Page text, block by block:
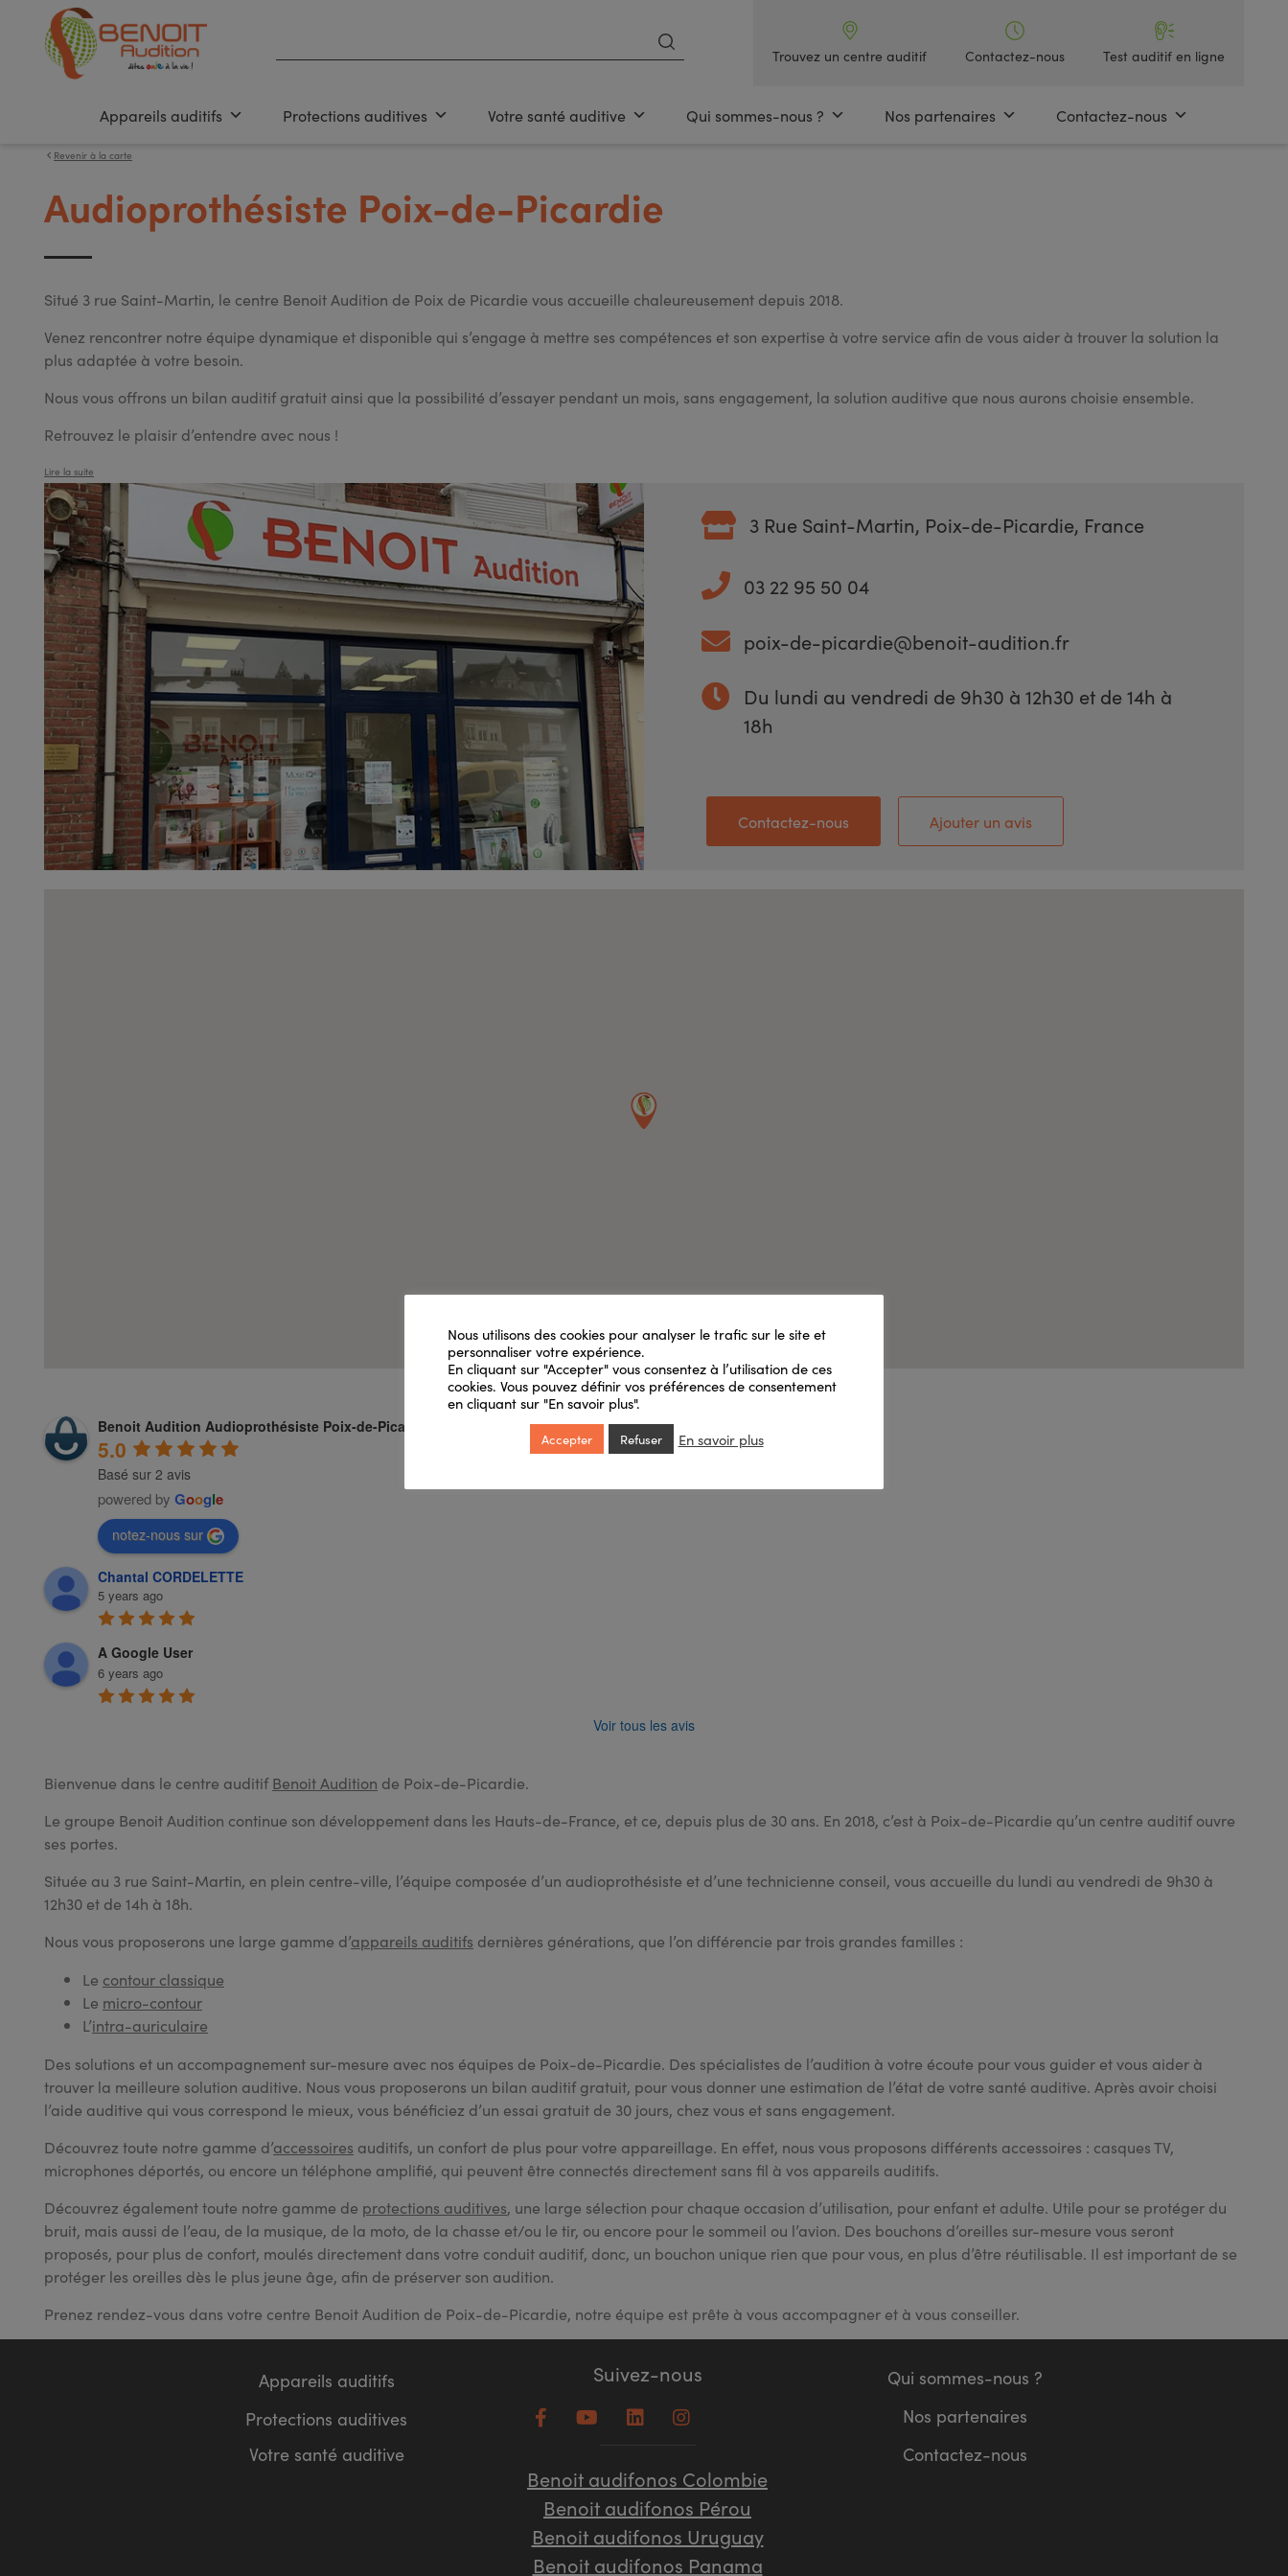
Trouvez un centre auditif Contactez-nous Test auditif en ligne
Appareils auditifs Protections auditives Votre santé auditive Qui sommes-nous ? Nos partenaires Contactez-nous
Revenir à la carte
Audioprothésiste Poix-de-Picardie
Situé 3 rue Saint-Martin, le centre Benoit Audition de Poix de Picardie vous accueille chaleureusement depuis 2018.
Venez rencontrer notre équipe dynamique et disponible qui s’engage à mettre ses compétences et son expertise à votre service afin de vous aider à trouver la solution la
plus adaptée à votre besoin.
Nous vous offrons un bilan auditif gratuit ainsi que la possibilité d’essayer pendant un mois, sans engagement, la solution auditive que nous aurons choisie ensemble.
Retrouvez le plaisir d’entendre avec nous !
Lire la suite
3 Rue Saint-Martin, Poix-de-Picardie, France
03 22 95 50 04
poix-de-picardie@benoit-audition.fr
Du lundi au vendredi de 9h30 à 12h30 et de 14h à
18h
Contactez-nous Ajouter un avis
Benoit Audition Audioprothésiste Poix-de-Picardie
5.0
Basé sur 2 avis
powered by Google
notez-nous sur
Chantal CORDELETTE
5 years ago
A Google User
6 years ago
Voir tous les avis
Bienvenue dans le centre auditifBenoit Audition de Poix-de-Picardie.
Le groupe Benoit Audition continue son développement dans les Hauts-de-France, et ce, depuis plus de 30 ans. En 2018, c’est à Poix-de-Picardie qu’un centre auditif ouvre
ses portes.
Située au 3 rue Saint-Martin, en plein centre-ville, l’équipe composée d’un audioprothésiste et d’une technicienne conseil, vous accueille du lundi au vendredi de 9h30 à
12h30 et de 14h à 18h.
Nous vous proposerons une large gamme d’appareils auditifs dernières générations, que l’on différencie par trois grandes familles :
Le contour classique
Le micro-contour
L’intra-auriculaire
Des solutions et un accompagnement sur-mesure avec nos équipes de Poix-de-Picardie. Des spécialistes de l’audition à votre écoute pour vous guider et vous aider à
trouver la meilleure solution auditive. Nous vous proposerons un bilan auditif gratuit, pour vous donner une estimation de l’état de votre santé auditive. Après avoir choisi
l’aide auditive qui vous correspond le mieux, vous bénéficiez d’un essai gratuit de 30 jours, chez vous et sans engagement.
Découvrez toute notre gamme d’accessoires auditifs, un confort de plus pour votre appareillage. En effet, nous vous proposons différents accessoires : casques TV,
microphones déportés, ou encore un téléphone amplifié, qui peuvent être connectés directement sans fil à vos appareils auditifs.
Découvrez également toute notre gamme de protections auditives, une large sélection pour chaque occasion d’utilisation, pour enfant et adulte. Utile pour se protéger du
bruit, mais aussi de l’eau, de la musique, de la moto, de la chasse et/ou le tir, ou encore pour le sommeil ou l’avion. Des bouchons d’oreilles sur-mesure vous seront
proposés, pour plus de confort, moulés directement dans votre conduit auditif, donc, un bouchon unique rien que pour vous, en plus d’être réutilisable. Il est important de se
protéger les oreilles dès le plus jeune âge, afin de préserver son audition.
Prenez rendez-vous dans votre centre Benoit Audition de Poix-de-Picardie, notre équipe est prête à vous accompagner et à vous conseiller.
Appareils auditifs
Protections auditives
Votre santé auditive
Suivez-nous
Benoit audifonos Colombie
Benoit audifonos Pérou
Benoit audifonos Uruguay
Benoit audifonos Panama
Qui sommes-nous ?
Nos partenaires
Contactez-nous
Nous utilisons des cookies pour analyser le trafic sur le site et
personnaliser votre expérience.
En cliquant sur "Accepter" vous consentez à l’utilisation de ces
cookies. Vous pouvez définir vos préférences de consentement
en cliquant sur "En savoir plus".
Accepter Refuser En savoir plus